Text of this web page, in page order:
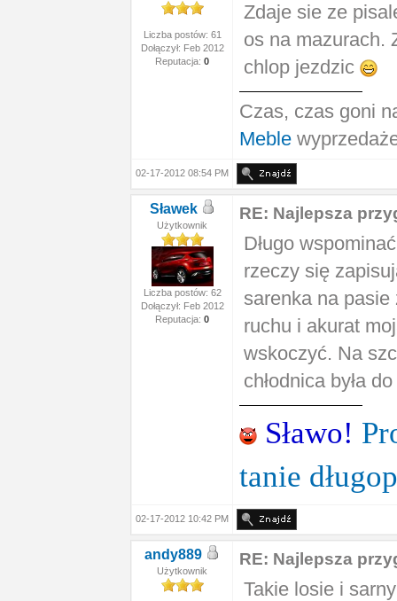
Liczba postów: 61
Dołączył: Feb 2012
Reputacja: 0
Zdaje sie ze
os na mazurach.
chlop jezdzic
Czas, czas goni
Meble
02-17-2012 08:54 PM
Sławek
Użytkownik
Liczba postów: 62
Dołączył: Feb 2012
Reputacja: 0
RE: Najlepsza
Długo
rzeczy się
sarenka na
ruchu i akurat
wskoczyć. Na
chłodnica była
Sławo!
tanie
02-17-2012 10:42 PM
andy889
Użytkownik
RE: Najlepsza
Takie losie i